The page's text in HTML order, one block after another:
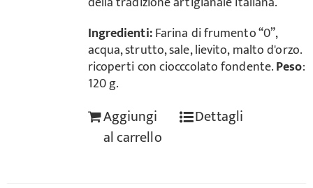
Ingredienti:Farina di frumento “0”,
acqua, strutto, sale, lievito, malto d'orzo.
ricoperti con ciocccolato fondente.Peso:
120 g.
Aggiungi
al carrello
Dettagli